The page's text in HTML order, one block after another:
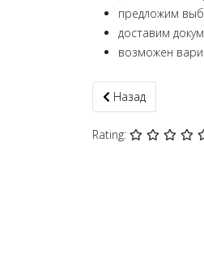
предложим
доставим
возможен
Предыдущий:
Назад
Rating: